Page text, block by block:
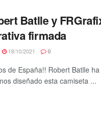
Batlle y
firmada
18/10/2021 0
de España!! Robert Batlle
diseñado esta camiseta ...